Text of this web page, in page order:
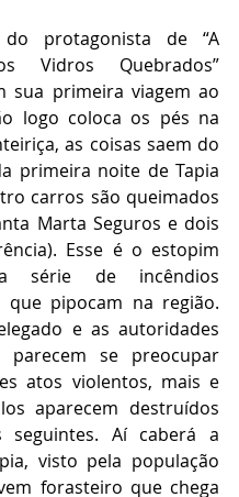
protagonista de “A
Vidros Quebrados”
sua primeira viagem ao
logo coloca os pés na
as coisas saem do
primeira noite de Tapia
carros são queimados
Marta Seguros e dois
Esse é o estopim
série de incêndios
que pipocam na região.
e as autoridades
parecem se preocupar
atos violentos, mais e
aparecem destruídos
seguintes. Aí caberá a
visto pela população
forasteiro que chega